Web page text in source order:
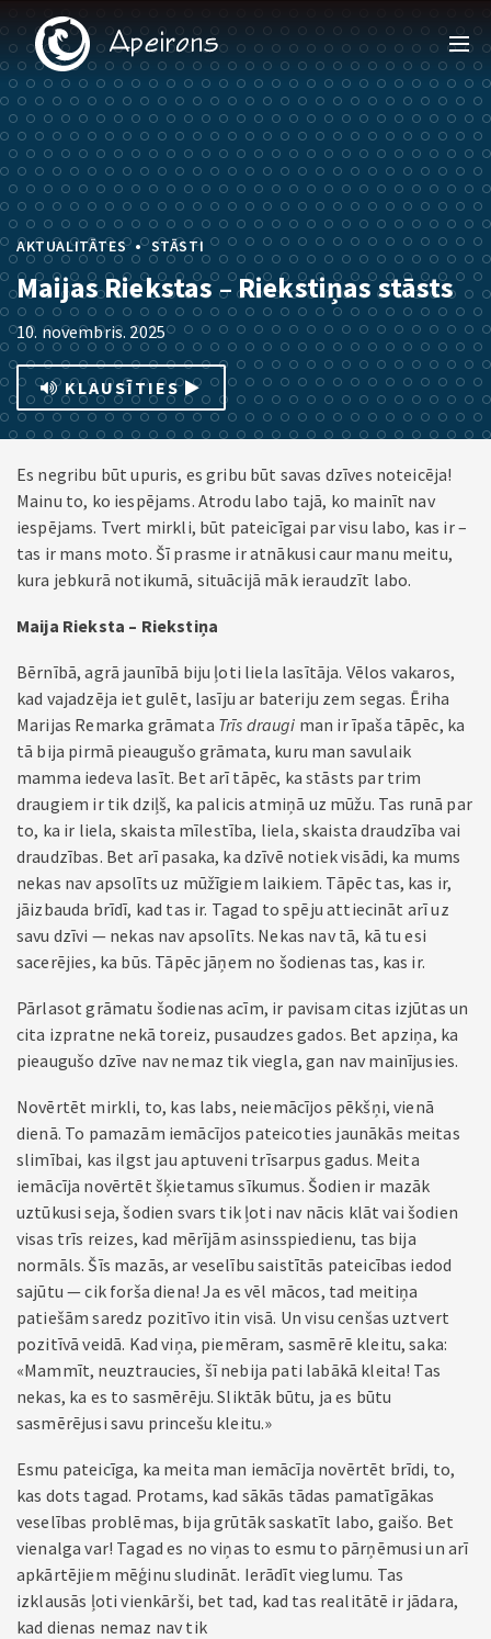
AKTUALITĀTES • STĀSTI
Maijas Riekstas – Riekstiņas stāsts
10. novembris. 2025
KLAUSĪTIES
Es negribu būt upuris, es gribu būt savas dzīves noteicēja!
Mainu to, ko iespējams. Atrodu labo tajā, ko mainīt nav
iespējams. Tvert mirkli, būt pateicīgai par visu labo, kas ir –
tas ir mans moto. Šī prasme ir atnākusi caur manu meitu,
kura jebkurā notikumā, situācijā māk ieraudzīt labo.
Maija Rieksta – Riekstiņa
Bērnībā, agrā jaunībā biju ļoti liela lasītāja. Vēlos vakaros,
kad vajadzēja iet gulēt, lasīju ar bateriju zem segas. Ēriha
Marijas Remarka grāmata Trīs draugi man ir īpaša tāpēc, ka
tā bija pirmā pieaugušo grāmata, kuru man savulaik
mamma iedeva lasīt. Bet arī tāpēc, ka stāsts par trim
draugiem ir tik dziļš, ka palicis atmiņā uz mūžu. Tas runā par
to, ka ir liela, skaista mīlestība, liela, skaista draudzība vai
draudzības. Bet arī pasaka, ka dzīvē notiek visādi, ka mums
nekas nav apsolīts uz mūžīgiem laikiem. Tāpēc tas, kas ir,
jāizbauda brīdī, kad tas ir. Tagad to spēju attiecināt arī uz
savu dzīvi — nekas nav apsolīts. Nekas nav tā, kā tu esi
sacerējies, ka būs. Tāpēc jāņem no šodienas tas, kas ir.
Pārlasot grāmatu šodienas acīm, ir pavisam citas izjūtas un
cita izpratne nekā toreiz, pusaudzes gados. Bet apziņa, ka
pieaugušo dzīve nav nemaz tik viegla, gan nav mainījusies.
Novērtēt mirkli, to, kas labs, neiemācījos pēkšņi, vienā
dienā. To pamazām iemācījos pateicoties jaunākās meitas
slimībai, kas ilgst jau aptuveni trīsarpus gadus. Meita
iemācīja novērtēt šķietamus sīkumus. Šodien ir mazāk
uztūkusi seja, šodien svars tik ļoti nav nācis klāt vai šodien
visas trīs reizes, kad mērījām asinsspiedienu, tas bija
normāls. Šīs mazās, ar veselību saistītās pateicības iedod
sajūtu — cik forša diena! Ja es vēl mācos, tad meitiņa
patiešām saredz pozitīvo itin visā. Un visu cenšas uztvert
pozitīvā veidā. Kad viņa, piemēram, sasmērē kleitu, saka:
«Mammīt, neuztraucies, šī nebija pati labākā kleita! Tas
nekas, ka es to sasmērēju. Sliktāk būtu, ja es būtu
sasmērējusi savu princešu kleitu.»
Esmu pateicīga, ka meita man iemācīja novērtēt brīdi, to,
kas dots tagad. Protams, kad sākās tādas pamatīgākas
veselības problēmas, bija grūtāk saskatīt labo, gaišo. Bet
vienalga var! Tagad es no viņas to esmu to pārņēmusi un arī
apkārtējiem mēģinu sludināt. Ierādīt vieglumu. Tas
izklausās ļoti vienkārši, bet tad, kad tas realitātē ir jādara,
kad dienas nemaz nav tik